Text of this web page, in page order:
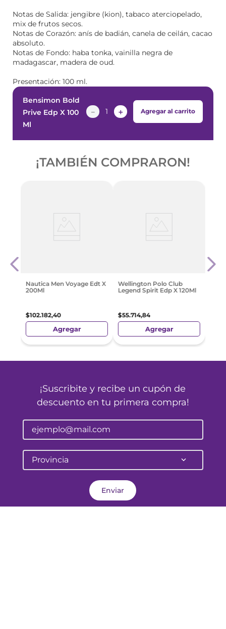
Notas de Salida: jengibre (kion), tabaco aterciopelado,
mix de frutos secos.
Notas de Corazón: anís de badián, canela de ceilán, cacao
absoluto.
Notas de Fondo: haba tonka, vainilla negra de
madagascar, madera de oud.
Presentación: 100 ml.
Bensimon Bold
Prive Edp X 100
Ml
＋
－ Agregar al carrito
¡TAMBIÉN COMPRARON!
Nautica Men Voyage Edt X
200Ml
$102.182,40
Agregar
Wellington Polo Club
Legend Spirit Edp X 120Ml
$55.714,84
Agregar
¡Suscribite y recibe un cupón de
descuento en tu primera compra!
Provincia
Enviar